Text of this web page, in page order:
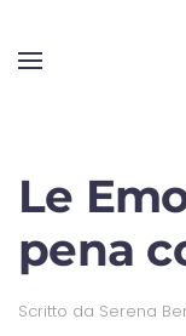
Le
pena
Scritto da Serena